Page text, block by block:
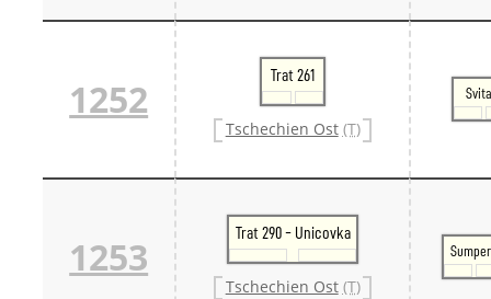
1252
Trat 261
Tschechien Ost (T)
1253
Trat 290 - Unicovka
Tschechien Ost (T)